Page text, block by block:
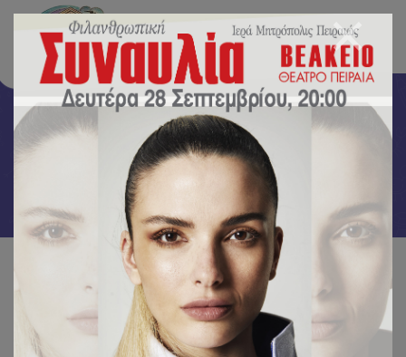
Δραστηριότητες
Δραστηριότητες “Νερό και πάγος”